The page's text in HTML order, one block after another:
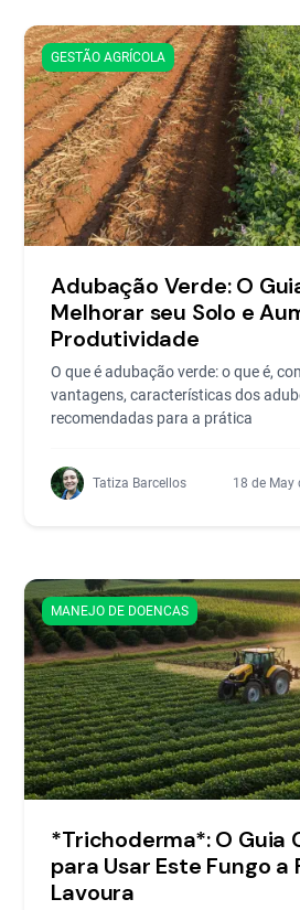
GESTÃO AGRÍCOLA
Adubação Verde: O
Melhorar seu Solo e
Produtividade
O que é adubação verde: o que é,
vantagens, características dos
recomendadas para a prática
Tatiza Barcellos 18 de May
MANEJO DE DOENCAS
*Trichoderma*: O Guia
para Usar Este Fungo a
Lavoura